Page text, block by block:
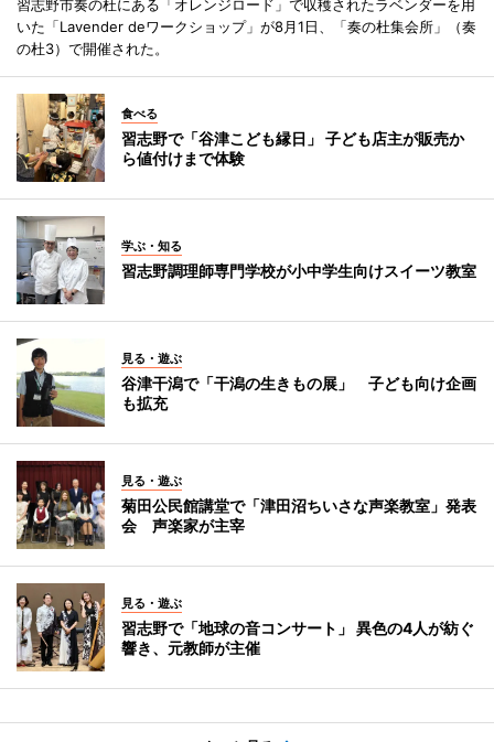
習志野市奏の杜にある「オレンジロード」で収穫されたラベンダーを用
いた「Lavender deワークショップ」が8月1日、「奏の杜集会所」（奏
の杜3）で開催された。
食べる
習志野で「谷津こども縁日」 子ども店主が販売か
ら値付けまで体験
学ぶ・知る
習志野調理師専門学校が小中学生向けスイーツ教室
見る・遊ぶ
谷津干潟で「干潟の生きもの展」 子ども向け企画
も拡充
見る・遊ぶ
菊田公民館講堂で「津田沼ちいさな声楽教室」発表
会 声楽家が主宰
見る・遊ぶ
習志野で「地球の音コンサート」 異色の4人が紡ぐ
響き、元教師が主催